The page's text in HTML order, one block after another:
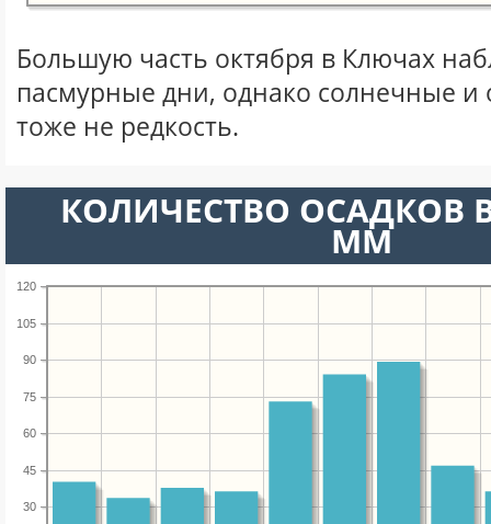
Большую часть октября в Ключах
пасмурные дни, однако солнечные
тоже не редкость.
КОЛИЧЕСТВО ОСАДКОВ
ММ
30
45
60
75
90
105
120